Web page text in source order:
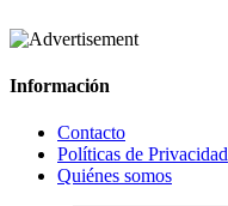
Información
Contacto
Políticas de Privacidad
Quiénes somos